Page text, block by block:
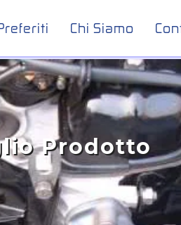
Chi Siamo
Prodotto